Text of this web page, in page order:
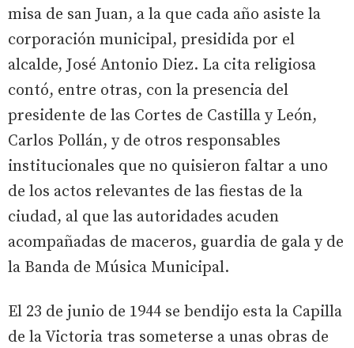
misa de san Juan, a la que cada año asiste la
corporación municipal, presidida por el
alcalde, José Antonio Diez. La cita religiosa
contó, entre otras, con la presencia del
presidente de las Cortes de Castilla y León,
Carlos Pollán, y de otros responsables
institucionales que no quisieron faltar a uno
de los actos relevantes de las fiestas de la
ciudad, al que las autoridades acuden
acompañadas de maceros, guardia de gala y de
la Banda de Música Municipal.
El 23 de junio de 1944 se bendijo esta la Capilla
de la Victoria tras someterse a unas obras de